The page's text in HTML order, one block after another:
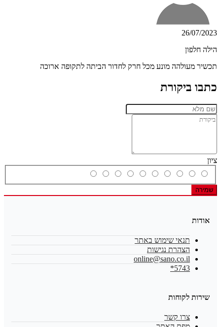
26/07/2023
הילה חלפון
תכשיר מעולהה מונע מכל חרק לחדור הביתה לתקופה ארוכה
כתבו ביקורת
ציון
שמירה
אודות
תנאי שימוש באתר
הצהרת נגישות
online@sano.co.il
5743*
שירות לקוחות
צרו קשר